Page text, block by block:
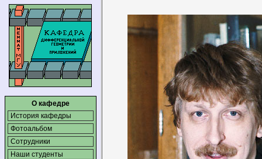
О кафедре
История кафедры
Фотоальбом
Сотрудники
Наши студенты